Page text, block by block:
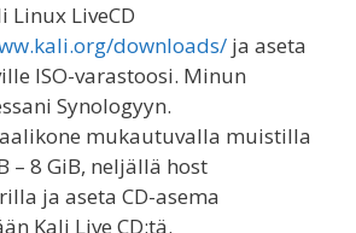
Linux LiveCD
downloads/ ja aseta
ISO-varastoosi. Minun
Synologyyn.
mukautuvalla muistilla
– 8 GiB, neljällä host
ja aseta CD-asema
Kali Live CD:tä.